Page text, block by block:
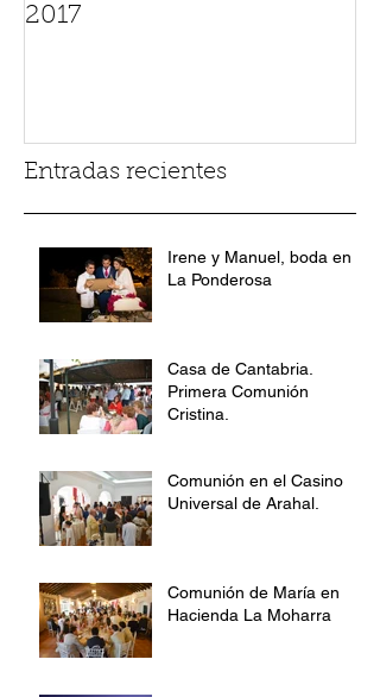
2017
Entradas recientes
Irene y Manuel, boda en
La Ponderosa
Casa de Cantabria.
Primera Comunión
Cristina.
Comunión en el Casino
Universal de Arahal.
Comunión de María en
Hacienda La Moharra